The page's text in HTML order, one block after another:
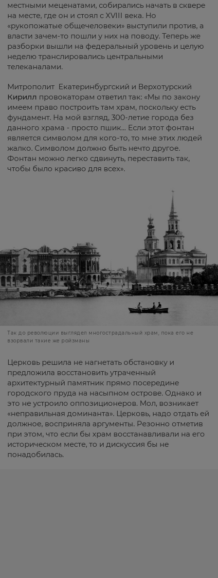
местными меценатами, собирались начать в сквере
на месте, где он и стоял с XVIII века. Но
«рукопожатые общечеловеки» выступили против, а
власти зачем-то пошли у них на поводу. Теперь же
разборки вышли на федеральный уровень и целую
неделю транслировались центральными
телеканалами.
Митрополит Екатеринбургский и Верхотурский
Кирилл провокаторам ответил так: «Мы по закону
имеем право построить там храм, поскольку есть
фундамент. На мой взгляд, 300-летие города без
данного храма - просто пшик… Если этот фонтан
является символом для кого-то, то мне этих людей
жалко. Символом должно быть нечто другое.
Фонтан можно легко сдвинуть, переставить так,
чтобы было красиво для всех».
Так до революции выглядел многострадальный храм, пока его не
взорвали такие же ройзманы
Церковь решила не нагнетать обстановку и
предложила восстановить утраченный
архитектурный памятник прямо посередине
городского пруда на насыпном острове. Однако и
это не устроило оппозиционеров. Мол, возникает
«неправильная доминанта». Церковь, надо отдать ей
должное, восприняла аргументы. Резонно отметив
при этом, что если бы храм восстанавливали на его
историческом месте, то и дискуссия бы не
понадобилась.